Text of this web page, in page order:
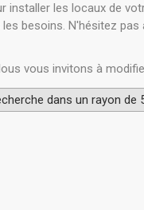
les locaux de
besoins. N'hésitez
vous invitons à
dans un rayon de